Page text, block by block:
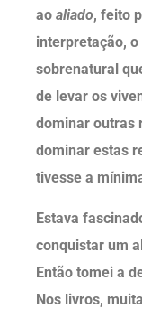
ao aliado, feito
interpretação,
sobrenatural
de levar os
dominar outras
dominar estas
tivesse a
Estava
conquistar um
Então tomei a
Nos livros,